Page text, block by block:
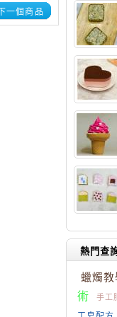
熱門查
蠟燭教
術
手工
一個商品